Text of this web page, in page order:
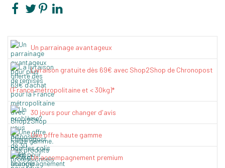
Un parrainage avantageux
Livraison gratuite dès 69€ avec Shop2Shop de Chronopost
(France métropolitaine et < 30kg)*
30 jours pour changer d'avis
Une offre haute gamme
Un accompagnement premium